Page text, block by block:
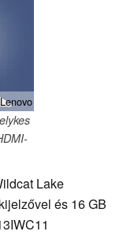
Lake
és 16 GB